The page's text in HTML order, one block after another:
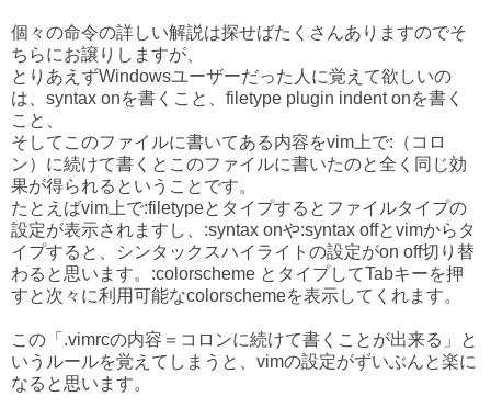
個々の命令の詳しい解説は探せばたくさんありますのでそ
ちらにお譲りしますが、
とりあえずWindowsユーザーだった人に覚えて欲しいの
は、syntax onを書くこと、filetype plugin indent onを書く
こと、
そしてこのファイルに書いてある内容をvim上で:（コロ
ン）に続けて書くとこのファイルに書いたのと全く同じ効
果が得られるということです。
たとえばvim上で:filetypeとタイプするとファイルタイプの
設定が表示されますし、:syntax onや:syntax offとvimからタ
イプすると、シンタックスハイライトの設定がon off切り替
わると思います。:colorscheme とタイプしてTabキーを押
すと次々に利用可能なcolorschemeを表示してくれます。
この「.vimrcの内容＝コロンに続けて書くことが出来る」と
いうルールを覚えてしまうと、vimの設定がずいぶんと楽に
なると思います。